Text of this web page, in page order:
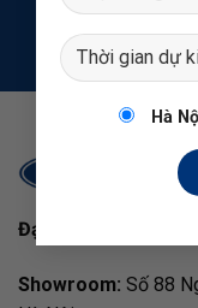
Hà
Đại lý ủy quyền
Showroom: Số 88